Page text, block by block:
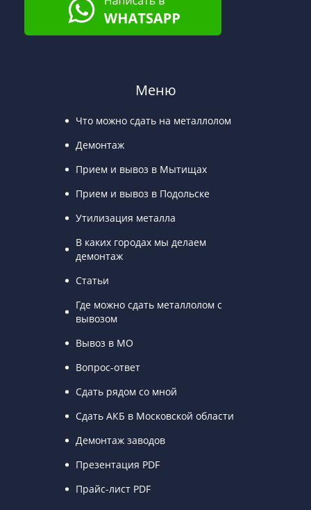
Меню
Что можно сдать на металлолом
Демонтаж
Прием и вывоз в Мытищах
Прием и вывоз в Подольске
Утилизация металла
В каких городах мы делаем
демонтаж
Статьи
Где можно сдать металлолом с
вывозом
Вывоз в МО
Вопрос-ответ
Сдать рядом со мной
Сдать АКБ в Московской области
Демонтаж заводов
Презентация PDF
Прайс-лист PDF